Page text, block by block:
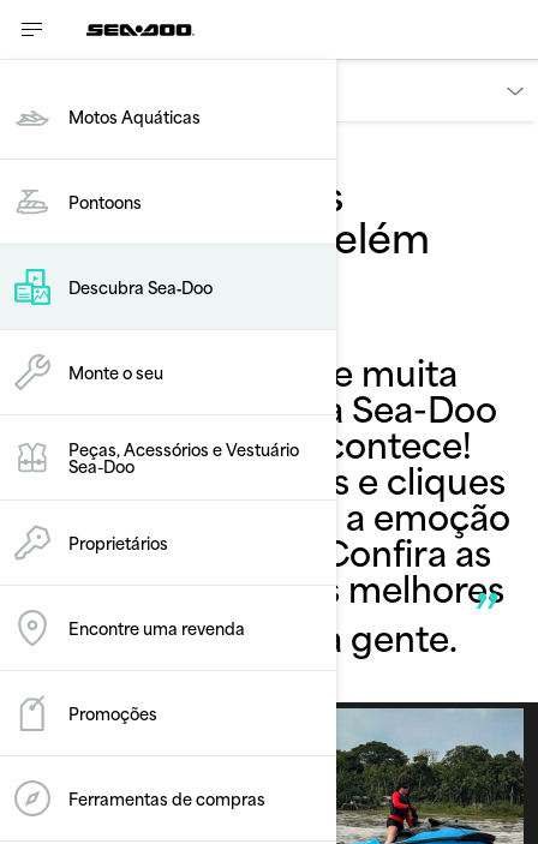
Motos Aquáticas
Pontoons
Descubra Sea‑Doo
Monte o seu
Peças, Acessórios e Vestuário
Sea-Doo
Proprietários
Encontre uma revenda
Promoções
Ferramentas de compras
Nossos melhores
momentos em Belém
Calor, alegria e muita
energia: quando a Sea-Doo
chega, a festa acontece!
Aventuras, sorrisos e cliques
que mostram toda a emoção
desse encontro. Confira as
fotos e reviva seus melhores
momentos com a gente.